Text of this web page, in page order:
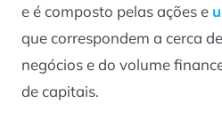
e é composto pelas ações e
que correspondem a cerca
negócios e do volume
de capitais.